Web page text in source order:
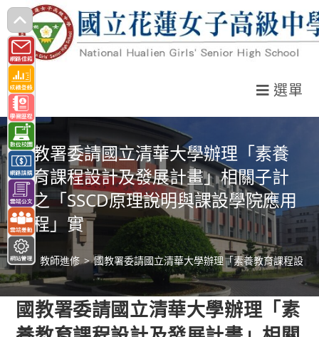
跳
轉
至
主
要
內
容
選單
國教署委請國立清華大學辦理「素養
教育課程設計及發展計畫」相關子計
畫之「SSCD原理說明與課設學院應用
課程」實
> 教師進修 > 國教署委請國立清華大學辦理「素養教育課程設
國教署委請國立清華大學辦理「素